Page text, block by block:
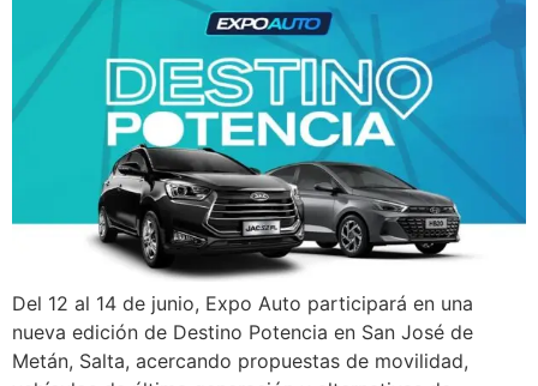
Del 12 al 14 de junio, Expo Auto participará en una
nueva edición de Destino Potencia en San José de
Metán, Salta, acercando propuestas de movilidad,